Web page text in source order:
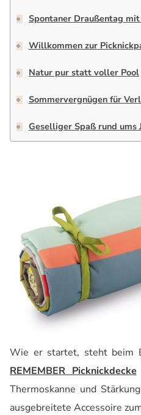
Spontaner Draußentag
Willkommen zur
Natur pur statt voller Pool
Sommervergnügen für
Geselliger Spaß rund ums
Wie er startet, steht beim
REMEMBER Picknickdecke
Thermoskanne und
ausgebreitete Accessoire